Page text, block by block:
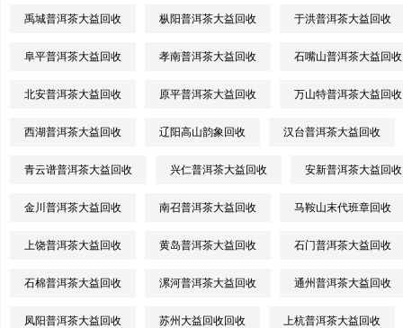
禹城普洱茶大益回收 枞阳普洱茶大益回收 于洪普洱茶大益回收
阜平普洱茶大益回收 孝南普洱茶大益回收 石嘴山普洱茶大益回收
北安普洱茶大益回收 原平普洱茶大益回收 万山特普洱茶大益回收
西湖普洱茶大益回收 辽阳高山韵象回收 汉台普洱茶大益回收
青云谱普洱茶大益回收 兴仁普洱茶大益回收 安新普洱茶大益回收
金川普洱茶大益回收 南召普洱茶大益回收 马鞍山末代班章回收
上饶普洱茶大益回收 黄岛普洱茶大益回收 石门普洱茶大益回收
石棉普洱茶大益回收 漯河普洱茶大益回收 通州普洱茶大益回收
凤阳普洱茶大益回收 苏州大益回收回收 上杭普洱茶大益回收